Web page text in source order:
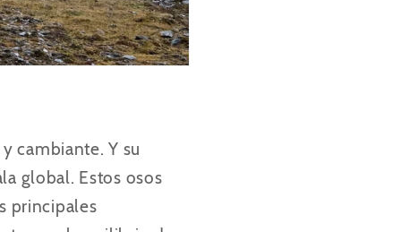
cambiante. Y su
global. Estos osos
principales